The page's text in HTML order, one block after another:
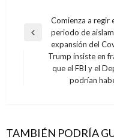
Navegación
de
entradas
Entrada
Comienza a regir
periodo de
expansión del
Entrada
Trump insiste en
que el FBI y el
podrían
TAMBIÉN PODRÍA
Mesetas, Meta